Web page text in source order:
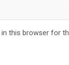
this browser for